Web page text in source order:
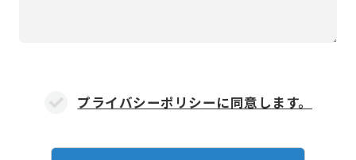
プライバシーポリシーに同意します。